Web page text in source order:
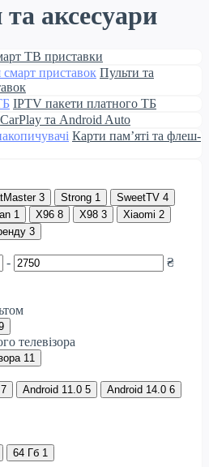
аксесуари
ТВ приставки
Пульти та
IPTV пакети платного ТБ
CarPlay та Android Auto
Карти пам’яті та флеш-
3 Strong 1 SweetTV 4
1 X96 8 X98 3 Xiaomi 2
3
-
₴
телевізора
11
7 Android 11.0 5 Android 14.0 6
64 Гб 1